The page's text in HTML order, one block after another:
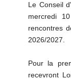
Le Conseil
mercredi
rencontres
2026/2027.
Pour la
recevront